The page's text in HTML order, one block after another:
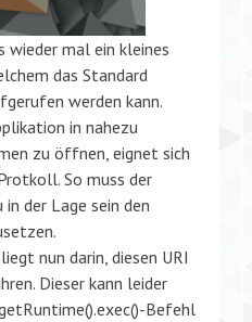
mal ein kleines
das Standard
werden kann.
in nahezu
zu öffnen, eignet sich
So muss der
der Lage sein den
nun darin, diesen URI
Dieser kann leider
Befehl